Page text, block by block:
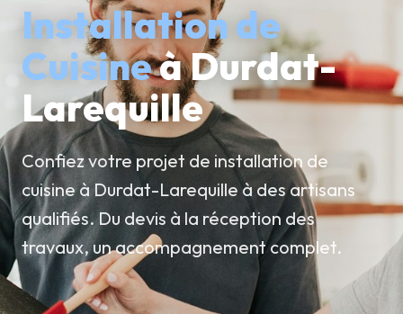
Installation de
Cuisineà Durdat-
Larequille
Confiez votre projet de installation de
cuisine à Durdat-Larequille à des artisans
qualifiés. Du devis à la réception des
travaux, un accompagnement complet.